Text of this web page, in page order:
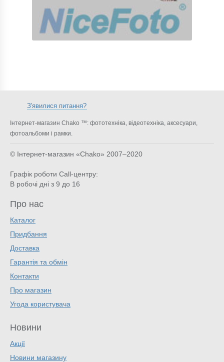
З'явилися питання?
Інтернет-магазин Chako ™: фототехніка, відеотехніка, аксесуари,
фотоальбоми і рамки.
© Інтернет-магазин «Chako» 2007–2020
Графік роботи Call-центру:
В робочі дні з 9 до 16
Про нас
Каталог
Придбання
Доставка
Гарантія та обмін
Контакти
Про магазин
Угода користувача
Новини
Акції
Новини магазину